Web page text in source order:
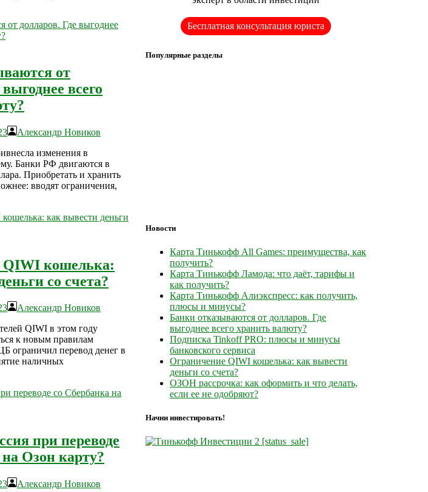
от
всего
Александр Новиков
изменения в
Банки РФ двигаются в
Приобретать и хранить
вводят ограничения,
QIWI кошелька:
со счета?
Александр Новиков
QIWI в этом году
к новым правилам
ограничил перевод денег в
наличных
при переводе
Озон карту?
Александр Новиков
Бесплатная консультация юриста
Популярные разделы
Новости
Карта Тинькофф All Games: преимущества, как
получить?
Карта Тинькофф Ламода: что даёт, тарифы и
как получить?
Карта Тинькофф Алиэкспресс: как получить,
плюсы и минусы?
Банки отказываются от долларов. Где
выгоднее всего хранить валюту?
Подписка Tinkoff PRO: плюсы и минусы
банковского сервиса
Ограничение QIWI кошелька: как вывести
деньги со счета?
ОЗОН рассрочка: как оформить и что делать,
если ее не одобряют?
Начни инвестировать!